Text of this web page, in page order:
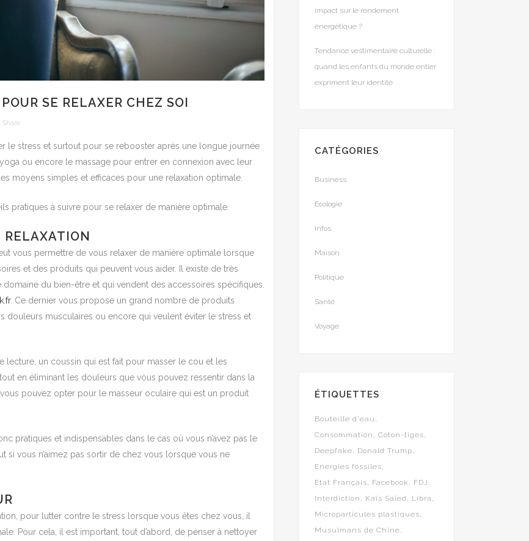
SE RELAXER CHEZ SOI
Share
le stress et surtout pour se rebooster après une longue journée
ou encore le massage pour entrer en connexion avec leur
moyens simples et efficaces pour une relaxation optimale.
pratiques à suivre pour se relaxer de manière optimale.
RELAXATION
vous permettre de vous relaxer de manière optimale lorsque
et des produits qui peuvent vous aider. Il existe de très
du bien-être et qui vendent des accessoires spécifiques.
. Ce dernier vous propose un grand nombre de produits
douleurs musculaires ou encore qui veulent éviter le stress et
lecture, un coussin qui est fait pour masser le cou et les
en éliminant les douleurs que vous pouvez ressentir dans la
pouvez opter pour le masseur oculaire qui est un produit
pratiques et indispensables dans le cas où vous n’avez pas le
vous n’aimez pas sortir de chez vous lorsque vous ne
pour lutter contre le stress lorsque vous êtes chez vous, il
Pour cela, il est important, tout d’abord, de penser à nettoyer
impact sur le rendement
énergétique ?
Tendance vestimentaire culturelle :
quand les enfants du monde entier
expriment leur identité
CATÉGORIES
Business
Ecologie
Infos
Maison
Politique
Santé
Voyage
ÉTIQUETTES
Bouteille d'eau
Consommation
Coton-tiges
Deepfake
Donald Trump
Energies fossiles
Etat Français
Facebook
FDJ
Interdiction
Kaïs Saïed
Libra
Microparticules plastiques
Musulmans de Chine